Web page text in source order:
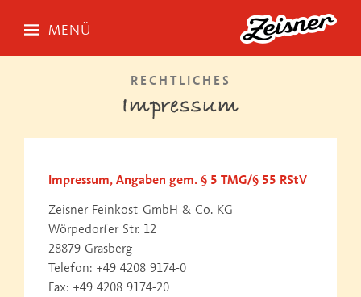
MENÜ
RECHTLICHES
Impressum
Impressum, Angaben gem. § 5 TMG/§ 55 RStV
Zeisner Feinkost GmbH & Co. KG
Wörpedorfer Str. 12
28879 Grasberg
Telefon: +49 4208 9174-0
Fax: +49 4208 9174-20